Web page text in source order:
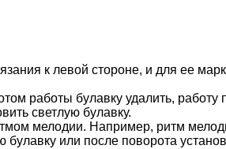
к левой стороне, и для ее
работы булавку удалить,
светлую булавку.
мелодии. Например, ритм
булавку или после поворота